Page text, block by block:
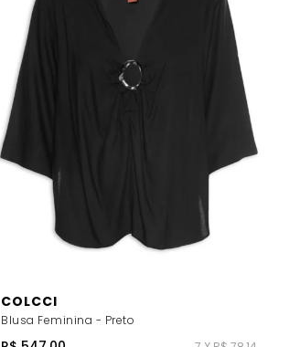
COLCCI
Blusa Feminina - Preto